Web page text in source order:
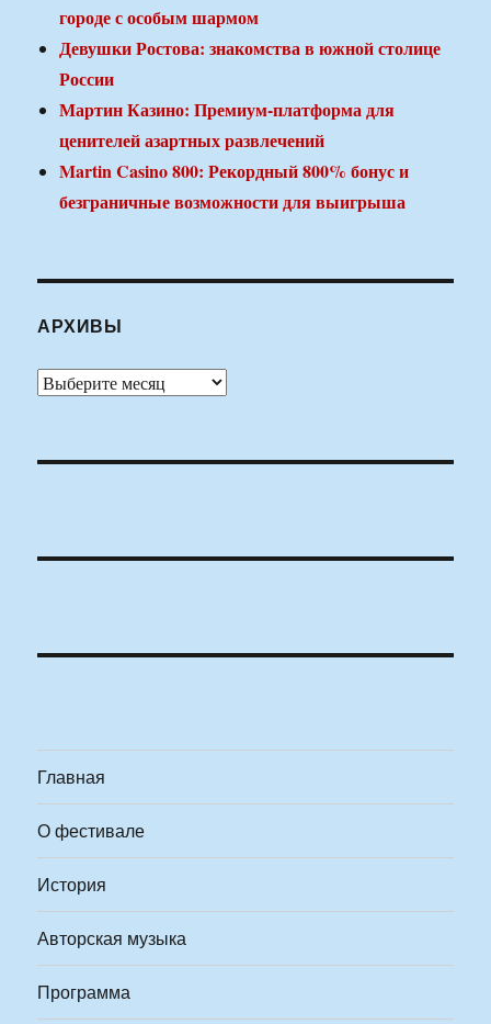
городе с особым шармом
Девушки Ростова: знакомства в южной столице
России
Мартин Казино: Премиум-платформа для
ценителей азартных развлечений
Martin Casino 800: Рекордный 800% бонус и
безграничные возможности для выигрыша
АРХИВЫ
Архивы
Главная
О фестивале
История
Авторская музыка
Программа